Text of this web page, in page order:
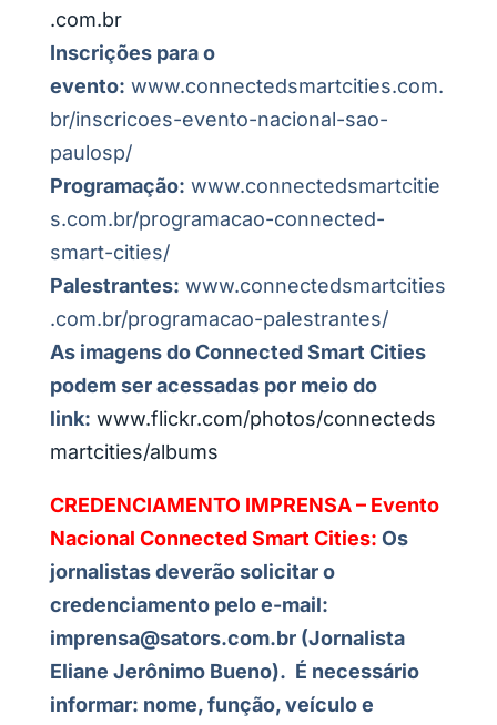
.com.br
Inscrições para o
evento: www.connectedsmartcities.com.
br/inscricoes-evento-nacional-sao-
paulosp/
Programação: www.connectedsmartcitie
s.com.br/programacao-connected-
smart-cities/
Palestrantes: www.connectedsmartcities
.com.br/programacao-palestrantes/
As imagens do Connected Smart Cities
podem ser acessadas por meio do
link: www.flickr.com/photos/connecteds
martcities/albums
CREDENCIAMENTO IMPRENSA – Evento
Nacional Connected Smart Cities: Os
jornalistas deverão solicitar o
credenciamento pelo e-mail:
imprensa@sators.com.br (Jornalista
Eliane Jerônimo Bueno). É necessário
informar: nome, função, veículo e